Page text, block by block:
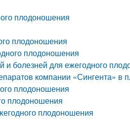
плодоношения
плодоношения
плодоношения
и болезней для ежегодного
компании «Сингента» в
плодоношения
плодоношения
плодоношения